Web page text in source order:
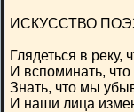
ИСКУССТВО
Глядеться в реку,
И вспоминать,
Знать, что мы
И наши лица